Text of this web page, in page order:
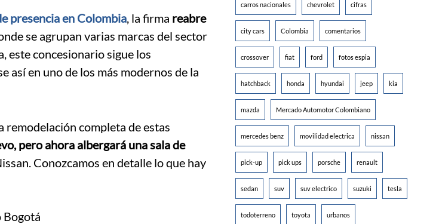
presencia en Colombia, la firma reabre
se agrupan varias marcas del sector
este concesionario sigue los
así en uno de los más modernos de la
remodelación completa de estas
pero ahora albergará una sala de
Conozcamos en detalle lo que hay
carros nacionales chevrolet cifras
city cars Colombia comentarios
crossover fiat ford fotos espia
hatchback honda hyundai jeep kia
mazda Mercado Automotor Colombiano
mercedes benz movilidad electrica nissan
pick-up pick ups porsche renault
sedan suv suv electrico suzuki tesla
todoterreno toyota urbanos